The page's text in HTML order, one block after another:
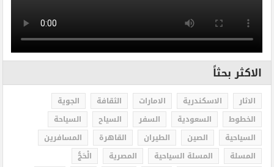
الاكثر بحثاً
الاثار الاسكندرية الامارات الثقافة
الجوية
الخطوط
السعودية السفر السياح
السياحة
السياحية
الصين الطيران القاهرة
المسافرين
المسلة
المسلة السياحية المصرية
الْحَجُّ